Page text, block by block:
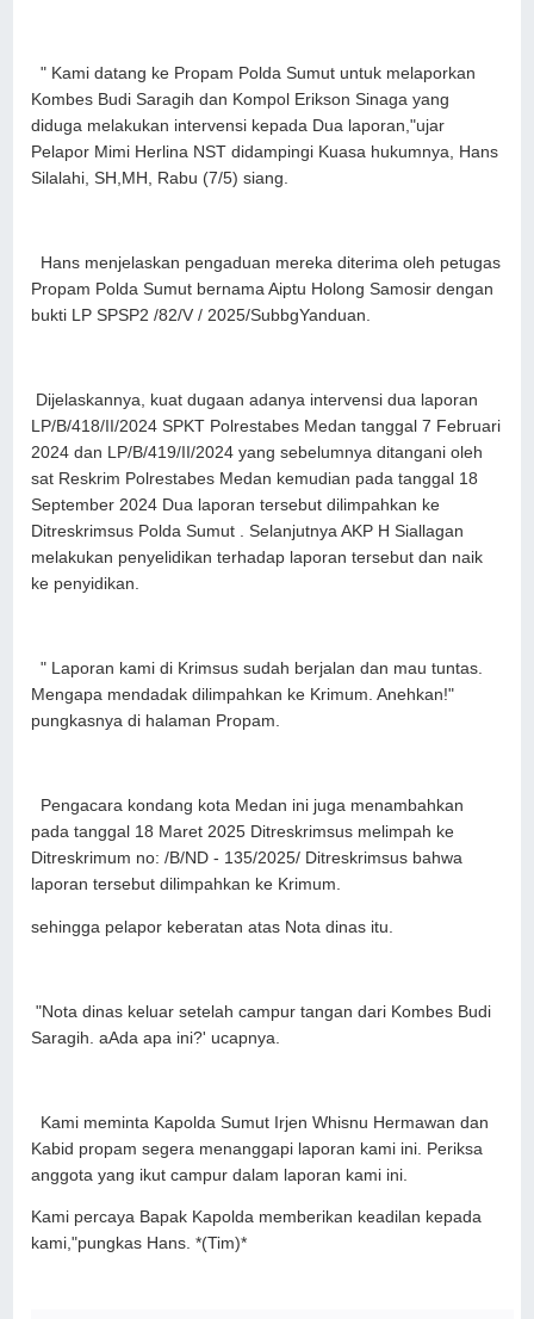
" Kami datang ke Propam Polda Sumut untuk melaporkan
Kombes Budi Saragih dan Kompol Erikson Sinaga yang
diduga melakukan intervensi kepada Dua laporan,"ujar
Pelapor Mimi Herlina NST didampingi Kuasa hukumnya, Hans
Silalahi, SH,MH, Rabu (7/5) siang.
Hans menjelaskan pengaduan mereka diterima oleh petugas
Propam Polda Sumut bernama Aiptu Holong Samosir dengan
bukti LP SPSP2 /82/V / 2025/SubbgYanduan.
Dijelaskannya, kuat dugaan adanya intervensi dua laporan
LP/B/418/II/2024 SPKT Polrestabes Medan tanggal 7 Februari
2024 dan LP/B/419/II/2024 yang sebelumnya ditangani oleh
sat Reskrim Polrestabes Medan kemudian pada tanggal 18
September 2024 Dua laporan tersebut dilimpahkan ke
Ditreskrimsus Polda Sumut . Selanjutnya AKP H Siallagan
melakukan penyelidikan terhadap laporan tersebut dan naik
ke penyidikan.
" Laporan kami di Krimsus sudah berjalan dan mau tuntas.
Mengapa mendadak dilimpahkan ke Krimum. Anehkan!"
pungkasnya di halaman Propam.
Pengacara kondang kota Medan ini juga menambahkan
pada tanggal 18 Maret 2025 Ditreskrimsus melimpah ke
Ditreskrimum no: /B/ND - 135/2025/ Ditreskrimsus bahwa
laporan tersebut dilimpahkan ke Krimum.
sehingga pelapor keberatan atas Nota dinas itu.
"Nota dinas keluar setelah campur tangan dari Kombes Budi
Saragih. aAda apa ini?' ucapnya.
Kami meminta Kapolda Sumut Irjen Whisnu Hermawan dan
Kabid propam segera menanggapi laporan kami ini. Periksa
anggota yang ikut campur dalam laporan kami ini.
Kami percaya Bapak Kapolda memberikan keadilan kepada
kami,"pungkas Hans. *(Tim)*